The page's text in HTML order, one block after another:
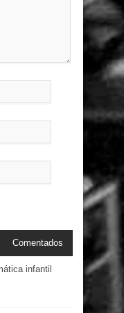
Comentados
infantil